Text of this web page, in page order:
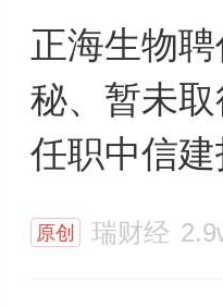
正海生物
秘、暂未
任职中信
理
原创 瑞财经